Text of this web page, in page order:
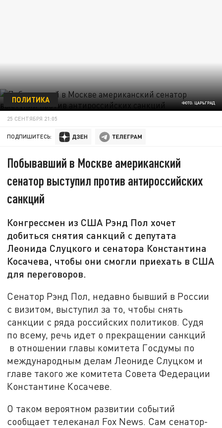
ФОТО: ЦАРЬГРАД
ПОЛИТИКА
25 СЕНТЯБРЯ 21:05
ПОДПИШИТЕСЬ:
Побывавший в Москве американский
сенатор выступил против антироссийских
санкций
Конгрессмен из США Рэнд Пол хочет
добиться снятия санкций с депутата
Леонида Слуцкого и сенатора Константина
Косачева, чтобы они смогли приехать в США
для переговоров.
Сенатор Рэнд Пол, недавно бывший в России
с визитом, выступил за то, чтобы снять
санкции с ряда российских политиков. Судя
по всему, речь идет о прекращении санкций
в отношении главы комитета Госдумы по
международным делам Леониде Слуцком и
главе такого же комитета Совета Федерации
Константине Косачеве.
О таком вероятном развитии событий
сообщает телеканал Fox News. Сам сенатор-